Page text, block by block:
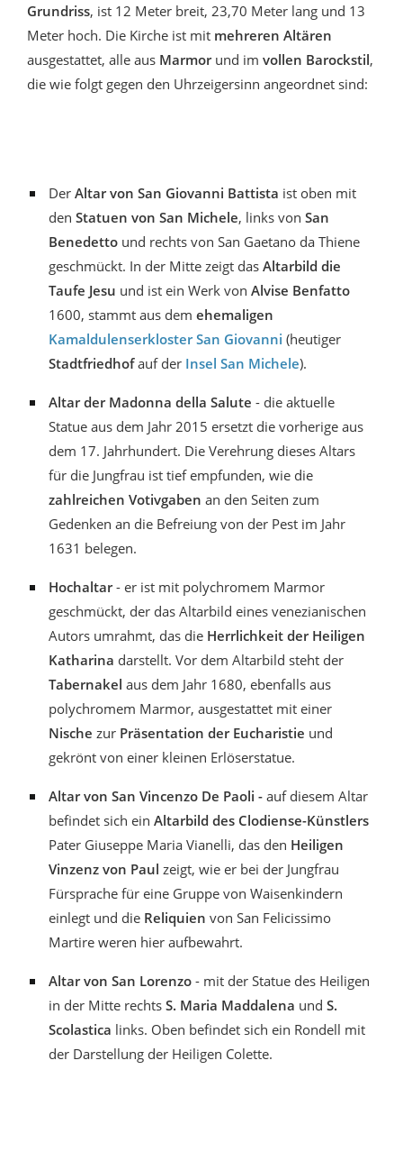
Grundriss, ist 12 Meter breit, 23,70 Meter lang und 13
Meter hoch. Die Kirche ist mit mehreren Altären
ausgestattet, alle aus Marmorund im vollen Barockstil,
die wie folgt gegen den Uhrzeigersinn angeordnet sind:
Der Altar von San Giovanni Battista ist oben mit
den Statuen von San Michele, links von San
Benedetto und rechts von San Gaetano da Thiene
geschmückt. In der Mitte zeigt das Altarbild die
Taufe Jesu und ist ein Werk von Alvise Benfatto
1600, stammt aus dem ehemaligen
Kamaldulenserkloster San Giovanni (heutiger
Stadtfriedhofauf der Insel San Michele).
Altar der Madonna della Salute - die aktuelle
Statue aus dem Jahr 2015 ersetzt die vorherige aus
dem 17. Jahrhundert. Die Verehrung dieses Altars
für die Jungfrau ist tief empfunden, wie die
zahlreichen Votivgaben an den Seiten zum
Gedenken an die Befreiung von der Pest im Jahr
1631 belegen.
Hochaltar- er ist mit polychromem Marmor
geschmückt, der das Altarbild eines venezianischen
Autors umrahmt, das die Herrlichkeit der Heiligen
Katharina darstellt. Vor dem Altarbild steht der
Tabernakel aus dem Jahr 1680, ebenfalls aus
polychromem Marmor, ausgestattet mit einer
Nische zur Präsentation der Eucharistie und
gekrönt von einer kleinen Erlöserstatue.
Altar von San Vincenzo De Paoli - auf diesem Altar
befindet sich ein Altarbild des Clodiense-Künstlers
Pater Giuseppe Maria Vianelli, das den Heiligen
Vinzenz von Paul zeigt, wie er bei der Jungfrau
Fürsprache für eine Gruppe von Waisenkindern
einlegt und die Reliquien von San Felicissimo
Martire weren hier aufbewahrt.
Altar von San Lorenzo - mit der Statue des Heiligen
in der Mitte rechts S. Maria Maddalena und S.
Scolastica links. Oben befindet sich ein Rondell mit
der Darstellung der Heiligen Colette.